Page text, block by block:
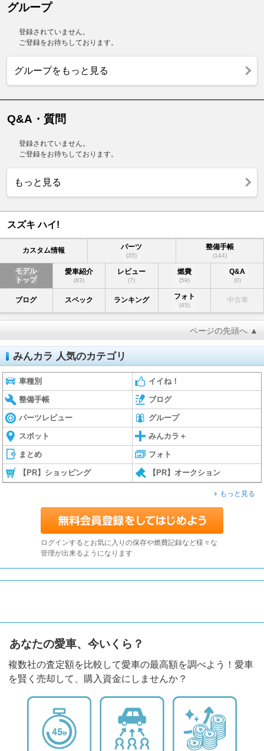
グループ
登録されていません。
ご登録をお待ちしております。
グループをもっと見る
Q&A・質問
登録されていません。
ご登録をお待ちしております。
もっと見る
スズキ ハイ!
カスタム情報 パーツ
(35)
整備手帳
(144)
モデル
トップ
愛車紹介
(83)
レビュー
(7)
燃費
(59)
Q&A
(0)
ブログ スペック ランキング フォト
(45)
中古車
ページの先頭へ ▲
みんカラ 人気のカテゴリ
車種別 イイね！
整備手帳 ブログ
パーツレビュー グループ
スポット みんカラ＋
まとめ フォト
【PR】ショッピング 【PR】オークション
もっと見る
ログインするとお気に入りの保存や燃費記録など様々な
管理が出来るようになります
あなたの愛車、今いくら？
複数社の査定額を比較して愛車の最高額を調べよう！愛車
を賢く売却して、購入資金にしませんか？